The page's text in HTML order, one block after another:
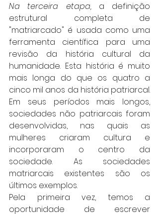
Na terceira etapa, a definição
estrutural completa de
"matriarcado" é usada como uma
ferramenta científica para uma
revisão da história cultural da
humanidade. Esta história é muito
mais longa do que os quatro a
cinco mil anos da história patriarcal.
Em seus períodos mais longos,
sociedades não patriarcais foram
desenvolvidas, nas quais as
mulheres criaram cultura e
incorporaram o centro da
sociedade. As sociedades
matriarcais existentes são os
últimos exemplos.
Pela primeira vez, temos a
oportunidade de escrever